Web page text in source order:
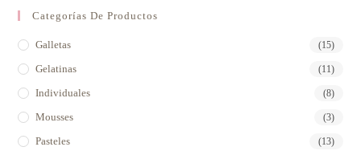
Categorías De Productos
Galletas (15)
Gelatinas (11)
Individuales (8)
Mousses (3)
Pasteles (13)